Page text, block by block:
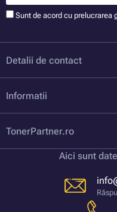
Sunt de acord cu prelucrarea
Detalii de contact
Informatii
TonerPartner.ro
Aici sunt